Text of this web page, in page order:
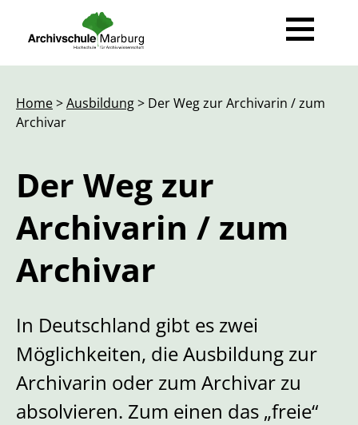
Ausbildung
Der Weg zur Archivarin / zum Archivar
Studienprojekte
Transferarbeiten
Gastdozentinnen und Gastdozenten
Fort- & Weiterbildung
Ihre Ansprechpartner
Veranstaltungen
Home>Ausbildung> Der Weg zur Archivarin / zum
Archivar
Der Weg zur
Archivarin / zum
Archivar
In Deutschland gibt es zwei
Möglichkeiten, die Ausbildung zur
Archivarin oder zum Archivar zu
absolvieren. Zum einen das „freie“